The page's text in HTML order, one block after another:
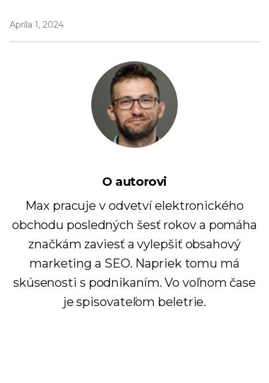
Apríla 1, 2024
O autorovi
Max pracuje v odvetví elektronického
obchodu posledných šesť rokov a pomáha
značkám zaviesť a vylepšiť obsahový
marketing a SEO. Napriek tomu má
skúsenosti s podnikaním. Vo voľnom čase
je spisovateľom beletrie.